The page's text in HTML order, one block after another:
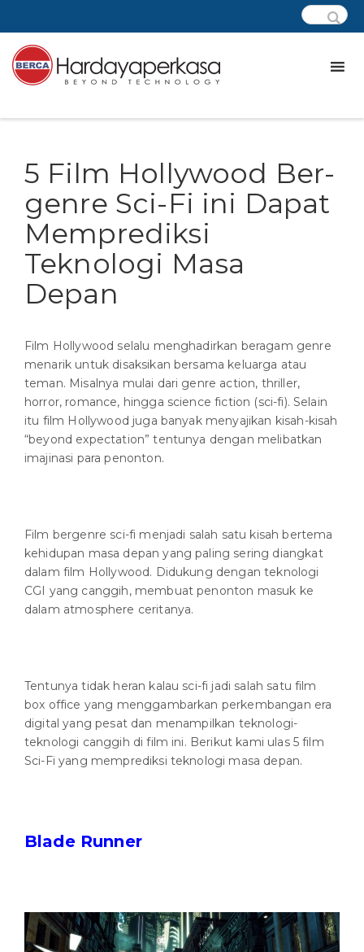
5 Film Hollywood Ber-
genre Sci-Fi ini Dapat
Memprediksi
Teknologi Masa
Depan
Film Hollywood selalu menghadirkan beragam genre
menarik untuk disaksikan bersama keluarga atau
teman. Misalnya mulai dari genre action, thriller,
horror, romance, hingga science fiction (sci-fi). Selain
itu film Hollywood juga banyak menyajikan kisah-kisah
“beyond expectation” tentunya dengan melibatkan
imajinasi para penonton.
Film bergenre sci-fi menjadi salah satu kisah bertema
kehidupan masa depan yang paling sering diangkat
dalam film Hollywood. Didukung dengan teknologi
CGI yang canggih, membuat penonton masuk ke
dalam atmosphere ceritanya.
Tentunya tidak heran kalau sci-fi jadi salah satu film
box office yang menggambarkan perkembangan era
digital yang pesat dan menampilkan teknologi-
teknologi canggih di film ini. Berikut kami ulas 5 film
Sci-Fi yang memprediksi teknologi masa depan.
Blade Runner